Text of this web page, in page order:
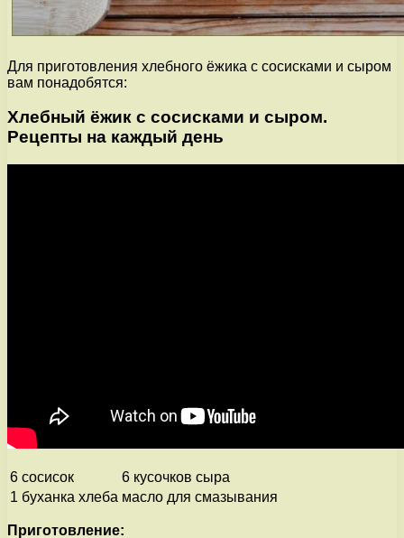
Для приготовления хлебного ёжика с сосисками и сыром
вам понадобятся:
Хлебный ёжик с сосисками и сыром.
Рецепты на каждый день
6 сосисок
6 кусочков сыра
1 буханка хлеба масло для смазывания
Приготовление: